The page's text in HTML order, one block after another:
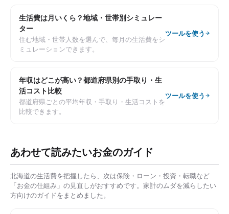
生活費は月いくら？地域・世帯別シミュレー
ター
住む地域・世帯人数を選んで、毎月の生活費をシ
ミュレーションできます。
ツールを使う
年収はどこが高い？都道府県別の手取り・生
活コスト比較
都道府県ごとの平均年収・手取り・生活コストを
比較できます。
ツールを使う
あわせて読みたいお金のガイド
北海道の生活費を把握したら、次は保険・ローン・投資・転職など
「お金の仕組み」の見直しがおすすめです。家計のムダを減らしたい
方向けのガイドをまとめました。